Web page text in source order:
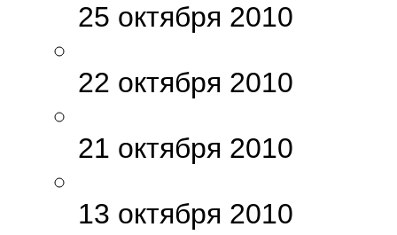
25 октября 2010
22 октября 2010
21 октября 2010
13 октября 2010